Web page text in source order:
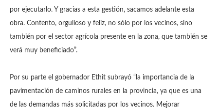
por ejecutarlo. Y gracias a esta gestión, sacamos adelante esta
obra. Contento, orgulloso y feliz, no sólo por los vecinos, sino
también por el sector agrícola presente en la zona, que también se
verá muy beneficiado”.
Por su parte el gobernador Ethit subrayó “la importancia de la
pavimentación de caminos rurales en la provincia, ya que es una
de las demandas más solicitadas por los vecinos. Mejorar